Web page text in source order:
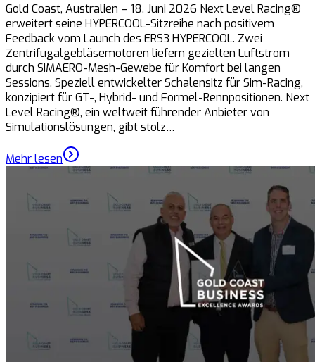
Gold Coast, Australien – 18. Juni 2026 Next Level Racing®
erweitert seine HYPERCOOL-Sitzreihe nach positivem
Feedback vom Launch des ERS3 HYPERCOOL. Zwei
Zentrifugalgebläsemotoren liefern gezielten Luftstrom
durch SIMAERO-Mesh-Gewebe für Komfort bei langen
Sessions. Speziell entwickelter Schalensitz für Sim-Racing,
konzipiert für GT-, Hybrid- und Formel-Rennpositionen. Next
Level Racing®, ein weltweit führender Anbieter von
Simulationslösungen, gibt stolz…
Mehr lesen